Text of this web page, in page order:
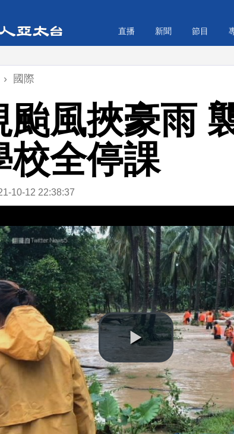
直播 新聞 節目
颱
› 國際
颱風挾豪雨
校全停課
10-12 22:38:37